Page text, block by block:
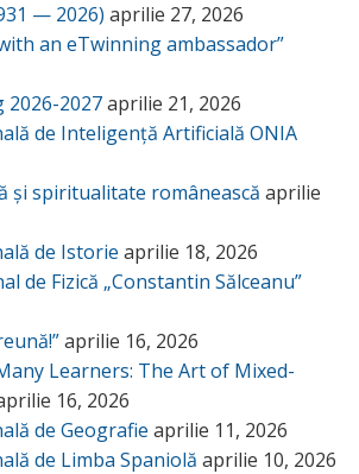
— 2026) aprilie 27, 2026
an eTwinning ambassador”
2026-2027aprilie 21, 2026
de Inteligență Artificială ONIA
și spiritualitate românească aprilie
de Istorie aprilie 18, 2026
de Fizică „Constantin Sălceanu”
aprilie 16, 2026
Learners: The Art of Mixed-
16, 2026
de Geografie aprilie 11, 2026
de Limba Spaniolă aprilie 10, 2026